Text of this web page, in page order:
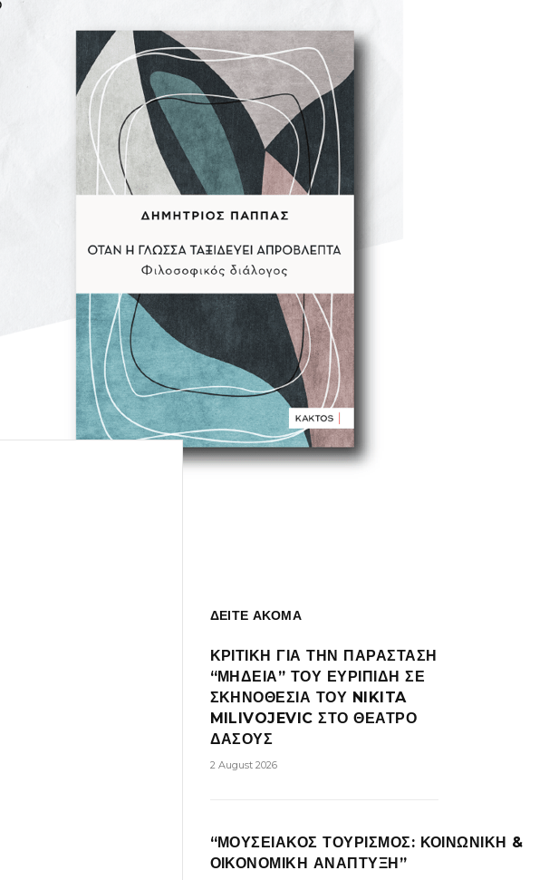
ΔΕΙΤΕ ΑΚΟΜΑ
ΚΡΙΤΙΚΗ ΓΙΑ ΤΗΝ ΠΑΡΑΣΤΑΣΗ
“ΜΗΔΕΙΑ” ΤΟΥ ΕΥΡΙΠΙΔΗ ΣΕ
ΣΚΗΝΟΘΕΣΙΑ ΤΟΥ NIKITA
MILIVOJEVIC ΣΤΟ ΘΕΑΤΡΟ
ΔΑΣΟΥΣ
2 August 2026
“ΜΟΥΣΕΙΑΚΟΣ ΤΟΥΡΙΣΜΟΣ: ΚΟΙΝΩΝΙΚΗ &
ΟΙΚΟΝΟΜΙΚΗ ΑΝΑΠΤΥΞΗ”